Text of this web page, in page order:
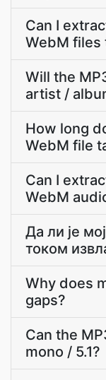
Can I
WebM files
Will the
artist /
How long
WebM file
Can I
WebM
Да ли је
током
Why does
gaps?
Can the
mono / 5.1?